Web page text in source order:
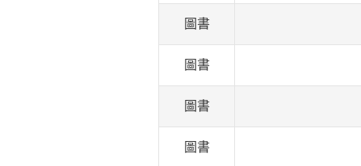
圖書
圖書
圖書
圖書